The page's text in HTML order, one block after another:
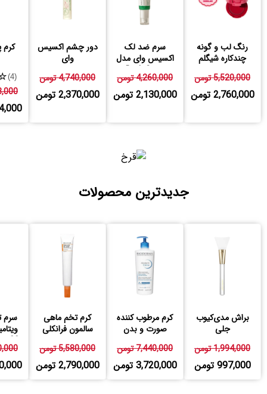
رنگ لب و گونه
چندکاره شیگلم
5,520,000 تومن
2,760,000 تومن
سرم ضد لک
اکسیس وای مدل
Dark Spot
4,260,000 تومن
2,130,000 تومن
دور چشم اکسیس
وای
4,740,000 تومن
2,370,000 تومن
کرم
(4)
جدیدترین محصولات
براش مدی‌کیوب
جلی
1,994,000 تومن
997,000 تومن
کرم مرطوب کننده
صورت و بدن
7,440,000 تومن
3,720,000 تومن
کرم تخم ماهی
سالمون فرانکلی
5,580,000 تومن
2,790,000 تومن
سرم
23 درصد فرانکلی